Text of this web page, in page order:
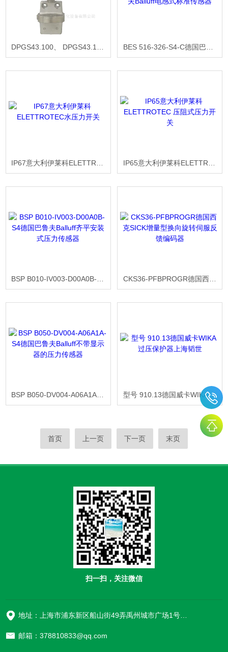
DPGS43.100、 DPGS43.160德国威卡WIKA带电接点开关的差压表 BES 516-326-S4-C德国巴鲁夫Balluff电感式标准传感器
IP67意大利伊莱科ELETTROTEC水压力开关 IP65意大利伊莱科ELETTROTEC 压阻式压力开关
BSP B010-IV003-D00A0B-S4德国巴鲁夫Balluff齐平安装式压力传感器 CKS36-PFBPROGR德国西克SICK增量型换向旋转伺服反馈编码器
BSP B050-DV004-A06A1A-S4德国巴鲁夫Balluff不带显示器的压力传感器 型号 910.13德国威卡WIKA过压保护器上海韬世
首页 上一页 下一页 末页
扫一扫，关注微信
地址：上海市浦东新区船山街49弄禹州城市广场1号楼906
邮箱：378810833@qq.com